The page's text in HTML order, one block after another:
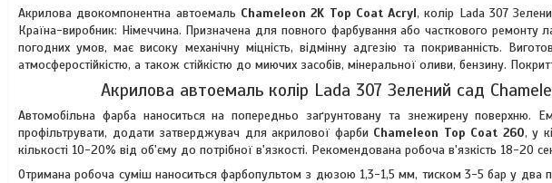
Акрилова двокомпонентна автоемаль Chameleon 2K Top Coat Acryl, колір Lada 307
Країна-виробник: Німеччина. Призначена для повного фарбування або часткового ремонту
погодних умов, має високу механічну міцність, відмінну адгезію та покриванність.
атмосферостійкістю, а також стійкістю до миючих засобів, мінеральної оливи, бензину.
Акрилова автоемаль колір Lada 307 Зелений сад
Автомобільна фарба наноситься на попередньо заґрунтовану та знежирену поверхню.
профільтрувати, додати затверджувач для акрилової фарби Chameleon Top Coat 260, у
кількості 10-20% від об'єму до потрібної в'язкості. Рекомендована робоча в'язкість 18-20
Отримана робоча суміш наноситься фарбопультом з дюзою 1,3-1,5 мм, тиском 3-5 бар у